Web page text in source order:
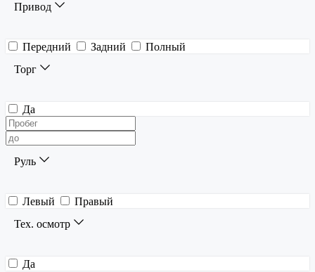
Привод
Передний Задний
Полный
Торг
Да
Руль
Левый
Правый
Тех. осмотр
Да